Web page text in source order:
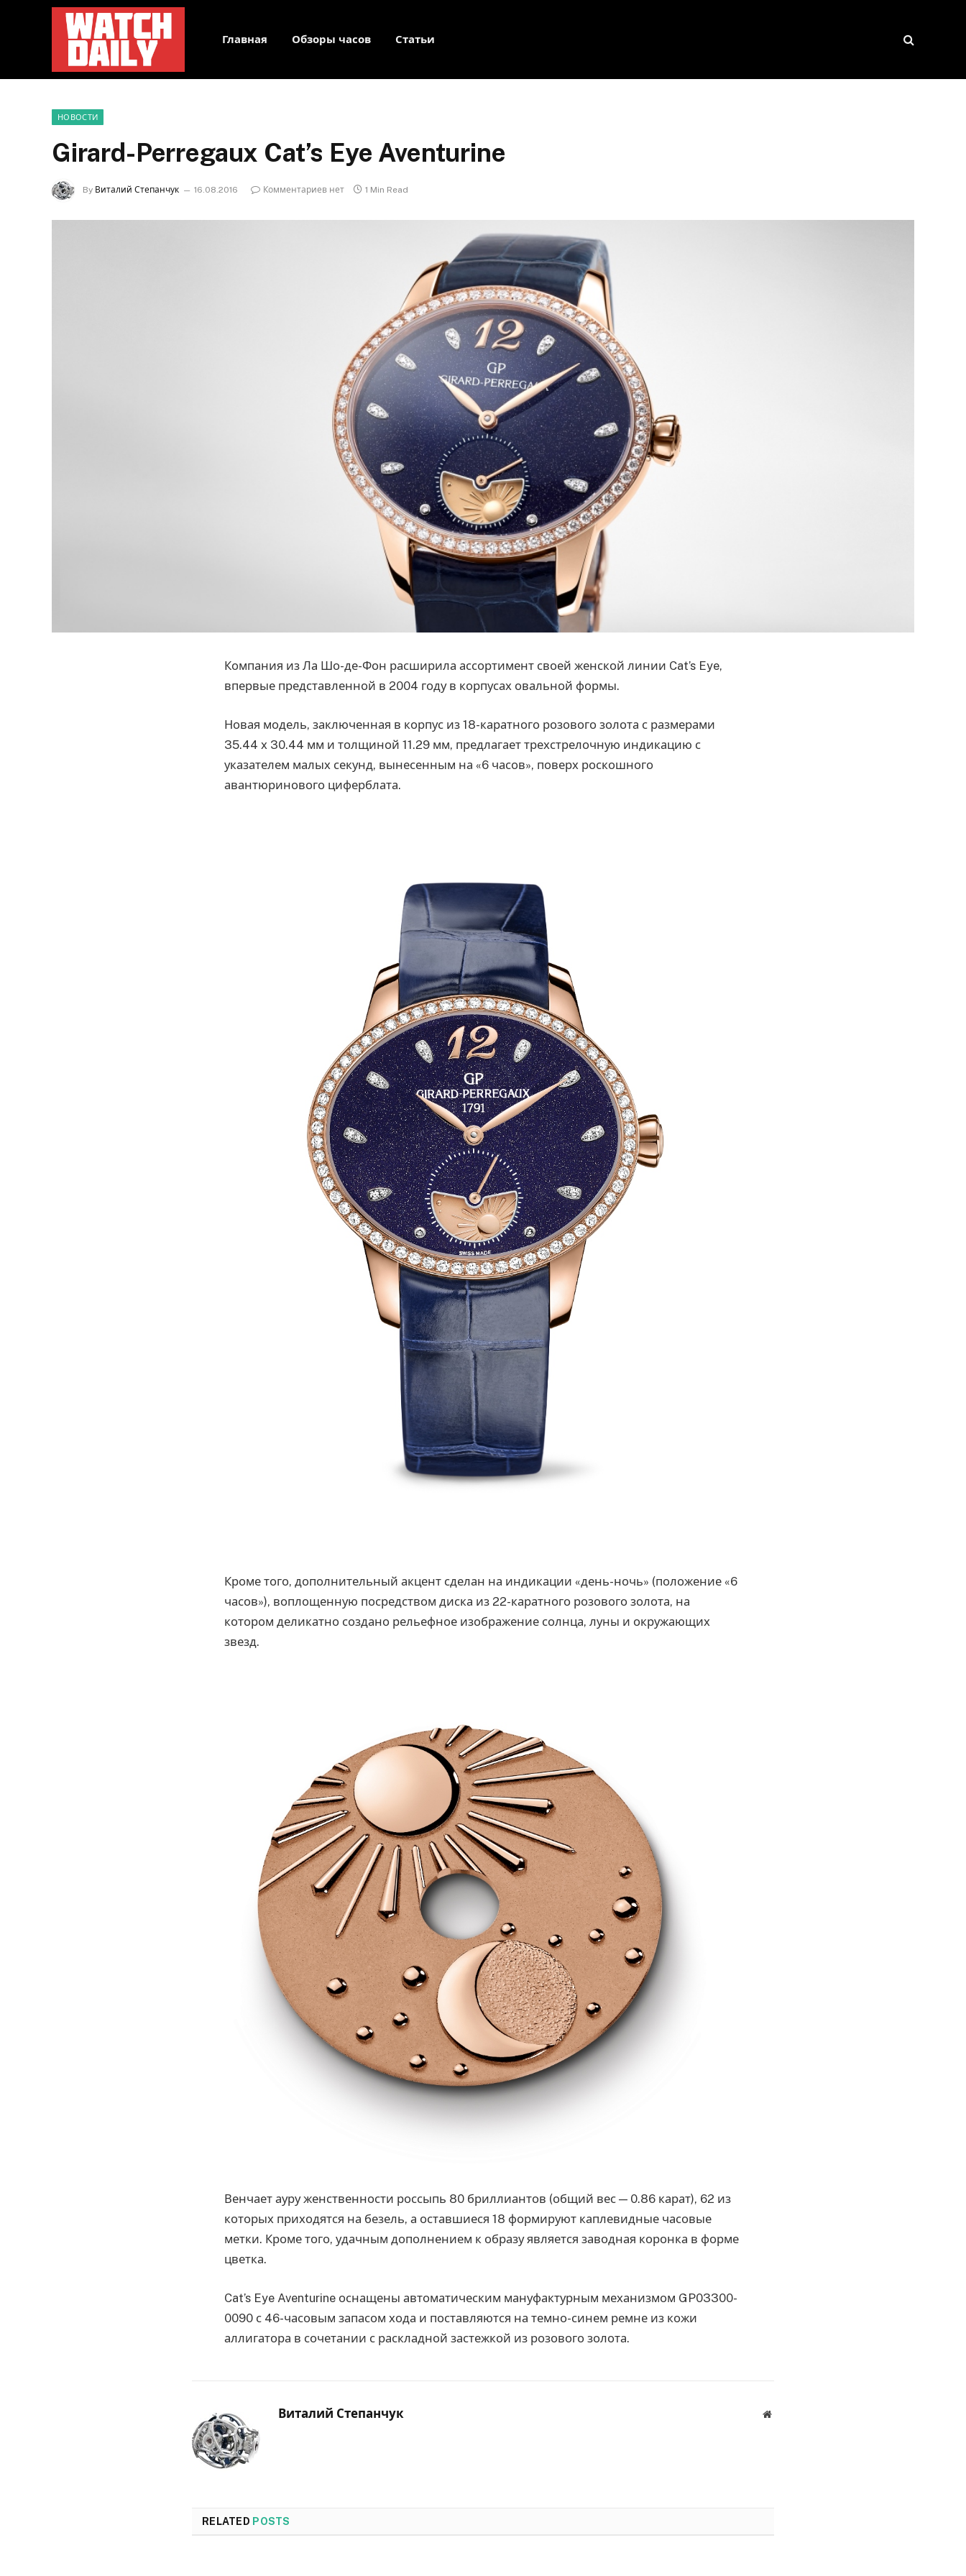
Главная Обзоры часов Статьи
НОВОСТИ
Girard-Perregaux Cat’s Eye Aventurine
By Виталий Степанчук 16.08.2016 Комментариев нет 1 Min Read
Компания из Ла Шо-де-Фон расширила ассортимент своей женской линии Cat’s Eye,
впервые представленной в 2004 году в корпусах овальной формы.
Новая модель, заключенная в корпус из 18-каратного розового золота с размерами
35.44 х 30.44 мм и толщиной 11.29 мм, предлагает трехстрелочную индикацию с
указателем малых секунд, вынесенным на «6 часов», поверх роскошного
авантюринового циферблата.
Кроме того, дополнительный акцент сделан на индикации «день-ночь» (положение «6
часов»), воплощенную посредством диска из 22-каратного розового золота, на
котором деликатно создано рельефное изображение солнца, луны и окружающих
звезд.
Венчает ауру женственности россыпь 80 бриллиантов (общий вес — 0.86 карат), 62 из
которых приходятся на безель, а оставшиеся 18 формируют каплевидные часовые
метки. Кроме того, удачным дополнением к образу является заводная коронка в форме
цветка.
Cat’s Eye Aventurine оснащены автоматическим мануфактурным механизмом GP03300-
0090 с 46-часовым запасом хода и поставляются на темно-синем ремне из кожи
аллигатора в сочетании с раскладной застежкой из розового золота.
Виталий Степанчук Website
RELATED POSTS